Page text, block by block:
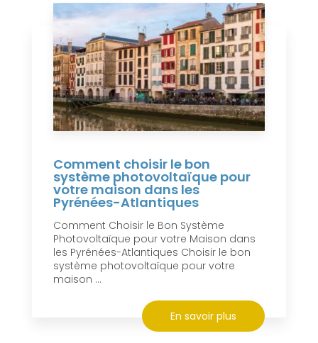
Comment choisir le bon
système photovoltaïque pour
votre maison dans les
Pyrénées-Atlantiques
Comment Choisir le Bon Système
Photovoltaïque pour votre Maison dans
les Pyrénées-Atlantiques Choisir le bon
système photovoltaïque pour votre
maison ...
En savoir plus